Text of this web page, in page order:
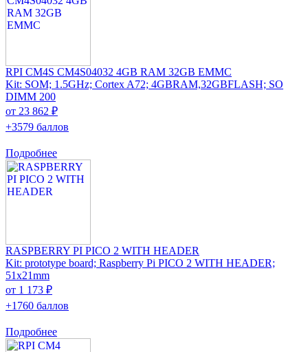
RPI CM4S CM4S04032 4GB RAM 32GB EMMC
Kit: SOM; 1.5GHz; Cortex A72; 4GBRAM,32GBFLASH; SO
DIMM 200
от 23 862 ₽
+3579 баллов
Подробнее
RASPBERRY PI PICO 2 WITH HEADER
Kit: prototype board; Raspberry Pi PICO 2 WITH HEADER;
51x21mm
от 1 173 ₽
+1760 баллов
Подробнее